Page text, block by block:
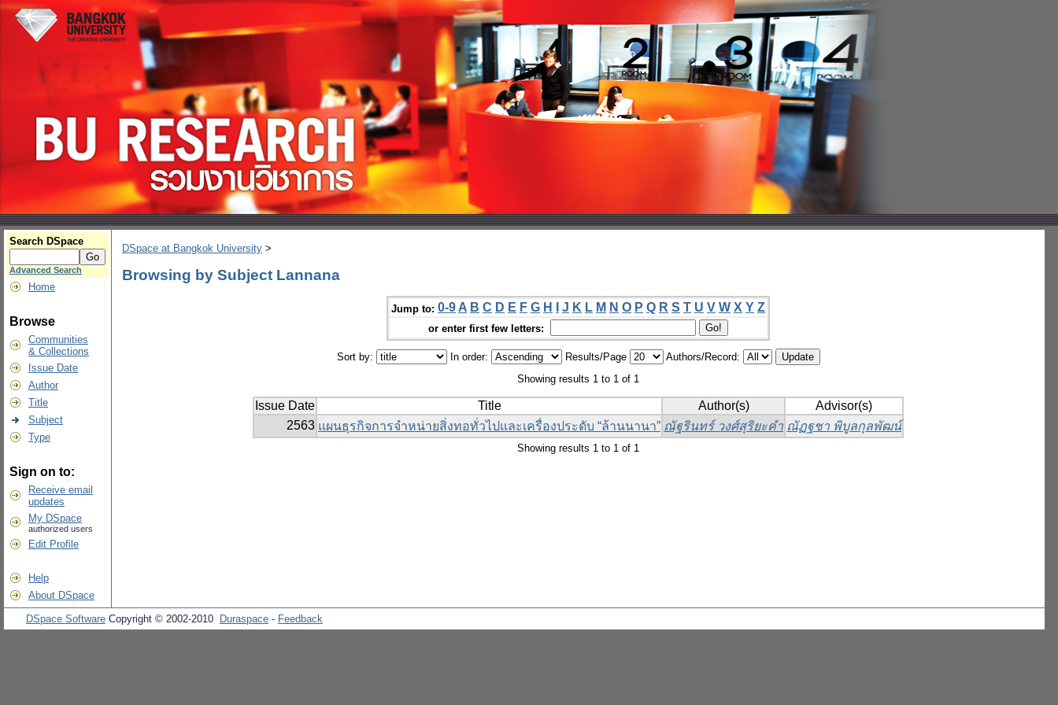
Search DSpace
Advanced Search
Home
Browse
Communities
& Collections
Issue Date
Author
Title
Subject
Type
Sign on to:
Receive email
updates
My DSpace
authorized users
Edit Profile
Help
About DSpace
DSpace at Bangkok University >
Browsing by Subject Lannana
Jump to: 0-9 A B C D E F G H J K L M N O P Q R S T U V W X Y Z
or enter first few letters:
Sort by: In order: Results/Page
Authors/Record:
Showing results 1 to 1 of 1
Issue Date Title Author(s)
Advisor(s)
2563 แผนธุรกิจการจำหน่ายสิ่งทอทั่วไปและเครื่องประดับ “ล้านนานา” ณัฐรินทร์ วงศ์สุริยะคำ ณัฏฐชา พิบูลกุลพัฒน์
Showing results 1 to 1 of 1
DSpace Software Copyright © 2002-2010 Duraspace - Feedback